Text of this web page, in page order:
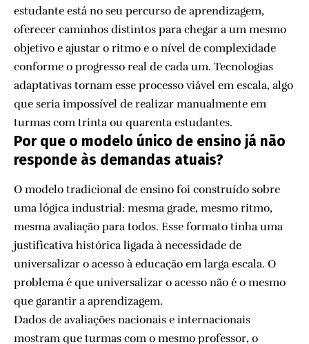
estudante está no seu percurso de aprendizagem,
oferecer caminhos distintos para chegar a um mesmo
objetivo e ajustar o ritmo e o nível de complexidade
conforme o progresso real de cada um. Tecnologias
adaptativas tornam esse processo viável em escala, algo
que seria impossível de realizar manualmente em
turmas com trinta ou quarenta estudantes.
Por que o modelo único de ensino já não
responde às demandas atuais?
O modelo tradicional de ensino foi construído sobre
uma lógica industrial: mesma grade, mesmo ritmo,
mesma avaliação para todos. Esse formato tinha uma
justificativa histórica ligada à necessidade de
universalizar o acesso à educação em larga escala. O
problema é que universalizar o acesso não é o mesmo
que garantir a aprendizagem.
Dados de avaliações nacionais e internacionais
mostram que turmas com o mesmo professor, o